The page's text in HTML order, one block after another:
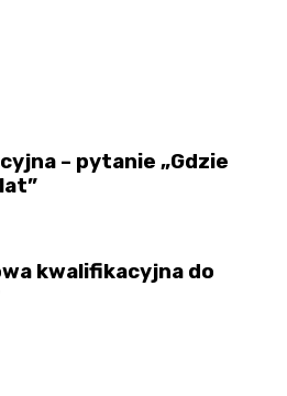
– pytanie „Gdzie
kwalifikacyjna do